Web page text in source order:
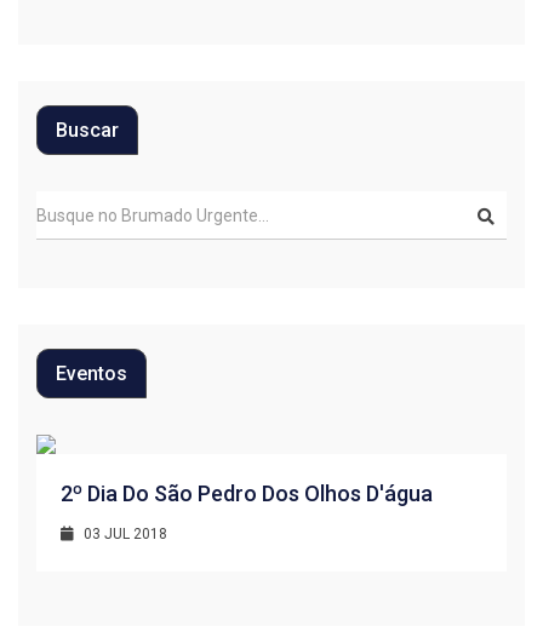
Buscar
Eventos
2º Dia Do São Pedro Dos Olhos D'água
03 JUL 2018